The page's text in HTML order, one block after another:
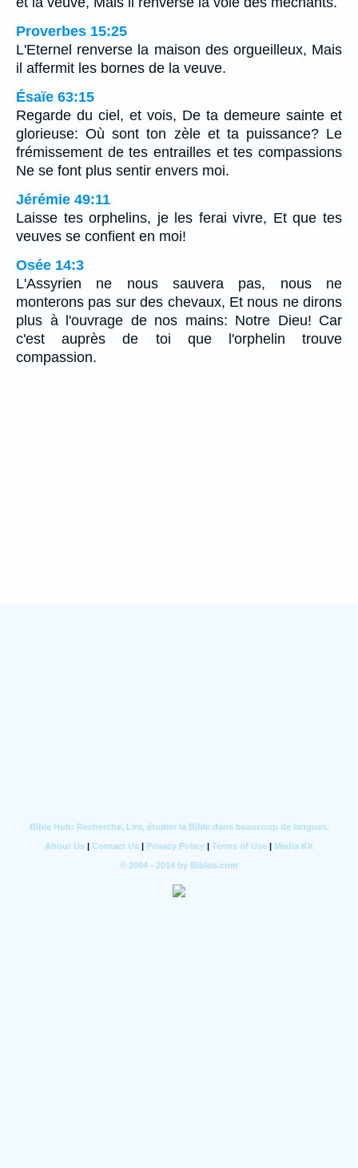
Proverbes 15:25
L'Eternel renverse la maison des orgueilleux, Mais
il affermit les bornes de la veuve.
Ésaïe 63:15
Regarde du ciel, et vois, De ta demeure sainte et
glorieuse: Où sont ton zèle et ta puissance? Le
frémissement de tes entrailles et tes compassions
Ne se font plus sentir envers moi.
Jérémie 49:11
Laisse tes orphelins, je les ferai vivre, Et que tes
veuves se confient en moi!
Osée 14:3
L'Assyrien ne nous sauvera pas, nous ne
monterons pas sur des chevaux, Et nous ne dirons
plus à l'ouvrage de nos mains: Notre Dieu! Car
c'est auprès de toi que l'orphelin trouve
compassion.